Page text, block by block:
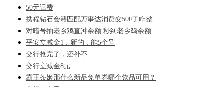
50元话费
携程钻石会籍匹配万事达消费变500了咋整
对暗号抽老乡鸡直冲余额 秒到老乡鸡余额
平安立减金1，新的，能5个号
交行抢完了，还补不
交行立减金8元
霸王茶姬那什么新品免单券哪个饮品可用？